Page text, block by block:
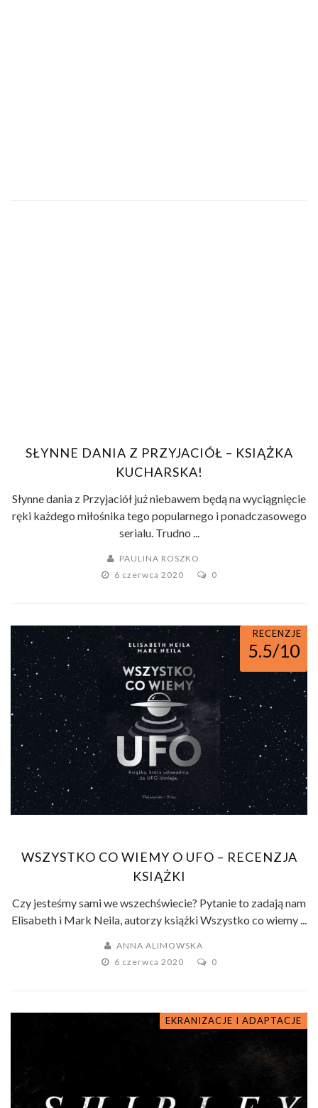
SŁYNNE DANIA Z PRZYJACIÓŁ – KSIĄŻKA
KUCHARSKA!
Słynne dania z Przyjaciół już niebawem będą na wyciągnięcie
ręki każdego miłośnika tego popularnego i ponadczasowego
serialu. Trudno ...
PAULINA ROSZKO
6 czerwca 2020
0
RECENZJE
5.5/10
WSZYSTKO CO WIEMY O UFO – RECENZJA
KSIĄŻKI
Czy jesteśmy sami we wszechświecie? Pytanie to zadają nam
Elisabeth i Mark Neila, autorzy książki Wszystko co wiemy ...
ANNA ALIMOWSKA
6 czerwca 2020
0
EKRANIZACJE I ADAPTACJE